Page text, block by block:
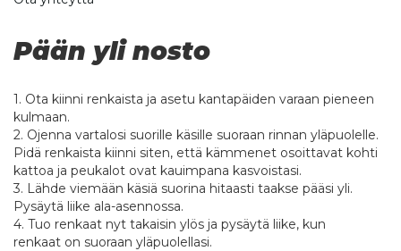
Pään yli nosto
1. Ota kiinni renkaista ja asetu kantapäiden varaan pieneen
kulmaan.
2. Ojenna vartalosi suorille käsille suoraan rinnan yläpuolelle.
Pidä renkaista kiinni siten, että kämmenet osoittavat kohti
kattoa ja peukalot ovat kauimpana kasvoistasi.
3. Lähde viemään käsiä suorina hitaasti taakse pääsi yli.
Pysäytä liike ala-asennossa.
4. Tuo renkaat nyt takaisin ylös ja pysäytä liike, kun
renkaat on suoraan yläpuolellasi.